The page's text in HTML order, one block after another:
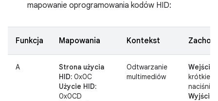
mapowanie oprogramowania kodów HID:
Funkcja Mapowania Kontekst
A
Strona użycia
HID: 0x0C
Użycie HID:
0x0CD
Odtwarzanie
multimediów
Wejście:
krótkie
Wyjście: